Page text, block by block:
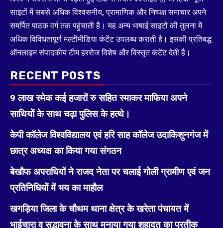
साइटों में सबसे अधिक विश्वसनीय, प्रामाणिक और निष्पक्ष समाचार अपने
समर्पित पाठक वर्ग तक पहुंचाती है। यह अन्य भाषाई साइटों की तुलना में
अधिक विविधतापूर्ण मल्टीमीडिया कंटेंट उपलब्ध कराती है। इसकी प्रतिबद्ध
ऑनलाइन संपादकीय टीम हररोज विशेष और विस्तृत कंटेंट देती है।
RECENT POSTS
9 लाख स्मेक कई हजारों रु सहित स्माकर माफिया अपने
साथियों के साथ चढ़ा पुलिस के हत्थे।
केपी कॉलेज विश्वविद्यालय एवं हरि साह कॉलेज उदाकिशुनगंज में
छात्र अध्यक्ष का किया गया संगठन
बेखौफ अपराधियों ने राजद नेता पर चलाई गोली ग्रामीण एवं जन
प्रतिनिधियों में भय का माहौल
खगड़िया जिला के चौथम थाना क्षेत्र के खरेता पंचायत में
भाईचारा व सद्भावना के साथ मनाया गया शहादत का प्रतीक